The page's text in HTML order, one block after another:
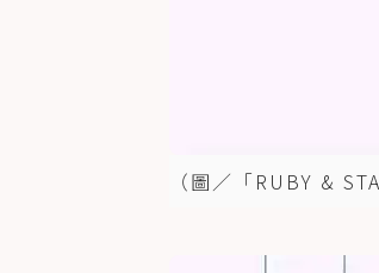
（圖／「RUBY &